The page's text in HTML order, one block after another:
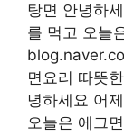
탕면 안녕하
를 먹고 오늘
면요리 따뜻
녕하세요 어
오늘은 에그